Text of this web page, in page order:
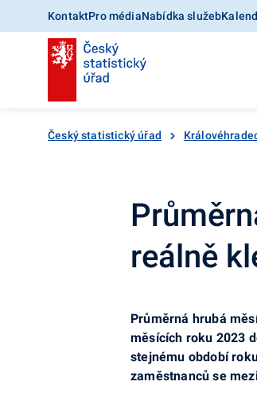
KontaktPro médiaNabídka služeb
Český statistický úřad
reálně
Průměrná hrubá
měsících roku 2023
stejnému období
zaměstnanců se